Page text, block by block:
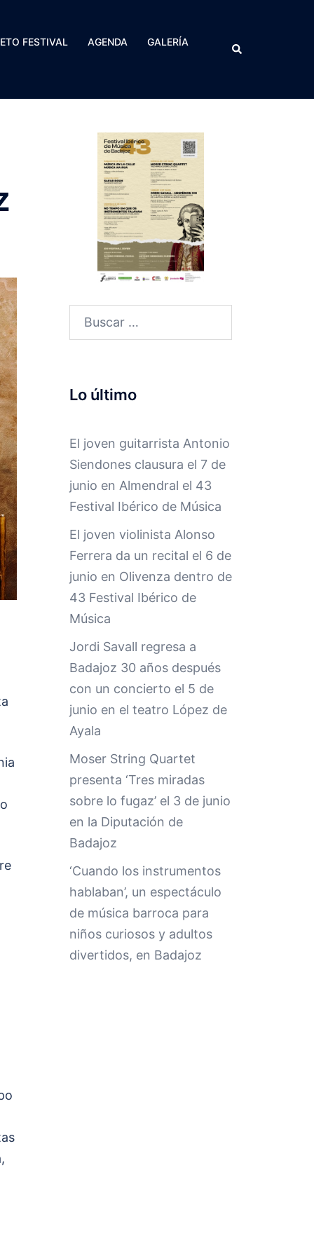
FESTIVAL AGENDA
GALERÍA
Buscar
Buscar:
Lo último
El joven guitarrista Antonio
Siendones clausura el 7 de
junio en Almendral el 43
Festival Ibérico de Música
El joven violinista Alonso
Ferrera da un recital el 6 de
junio en Olivenza dentro de
43 Festival Ibérico de
Música
Jordi Savall regresa a
Badajoz 30 años después
con un concierto el 5 de
junio en el teatro López de
Ayala
Moser String Quartet
presenta ‘Tres miradas
sobre lo fugaz’ el 3 de junio
en la Diputación de
Badajoz
‘Cuando los instrumentos
hablaban’, un espectáculo
de música barroca para
niños curiosos y adultos
divertidos, en Badajoz